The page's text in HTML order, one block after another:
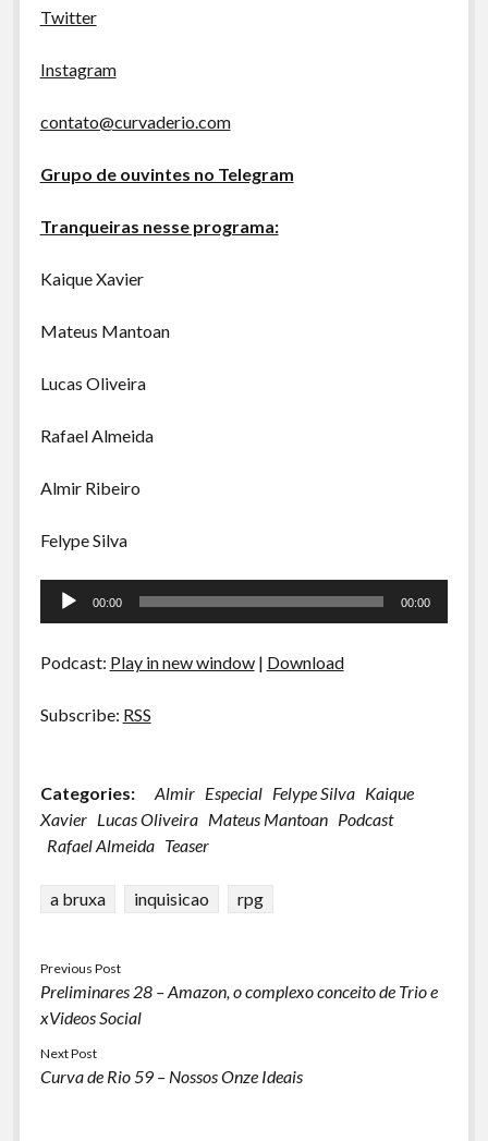
Especiais
Twitter
Instagram
contato@curvaderio.com
Grupo de ouvintes no Telegram
Tranqueiras nesse programa:
Kaique Xavier
Mateus Mantoan
Lucas Oliveira
Rafael Almeida
Almir Ribeiro
Felype Silva
Tocador
00:00 00:00
Podcast: Play in new window| Download
Subscribe: RSS
Categories: Almir Especial Felype Silva Kaique
Xavier Lucas Oliveira Mateus Mantoan Podcast
Rafael Almeida Teaser
a bruxa inquisicao rpg
Previous Post
Preliminares 28 – Amazon, o complexo conceito de Trio e
xVideos Social
Next Post
Curva de Rio 59 – Nossos Onze Ideais